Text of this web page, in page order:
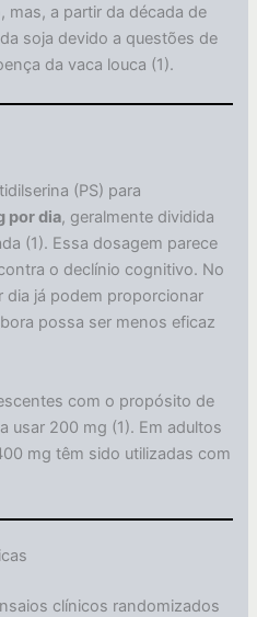
mas, a partir da década de
soja devido a questões de
da vaca louca (1).
(PS) para
por dia, geralmente dividida
(1). Essa dosagem parece
o declínio cognitivo. No
já podem proporcionar
possa ser menos eficaz
com o propósito de
usar 200 mg (1). Em adultos
mg têm sido utilizadas com
clínicos randomizados